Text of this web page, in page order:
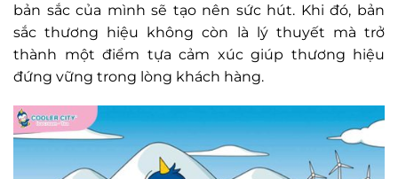
bản sắc của mình sẽ tạo nên sức hút. Khi đó, bản
sắc thương hiệu không còn là lý thuyết mà trở
thành một điểm tựa cảm xúc giúp thương hiệu
đứng vững trong lòng khách hàng.